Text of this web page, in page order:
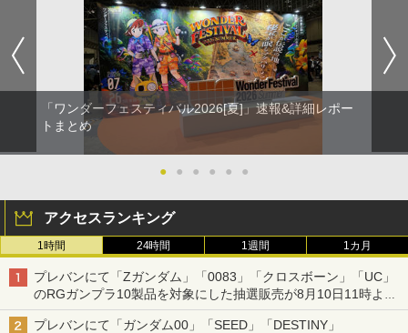
「ワンダーフェスティバル2026[夏]」速報&詳細レポー
トまとめ
● ● ● ● ● ●
アクセスランキング
1時間 24時間 1週間 1カ月
プレバンにて「Zガンダム」「0083」「クロスボーン」「UC」
のRGガンプラ10製品を対象にした抽選販売が8月10日11時より
実施！
プレバンにて「ガンダム00」「SEED」「DESTINY」